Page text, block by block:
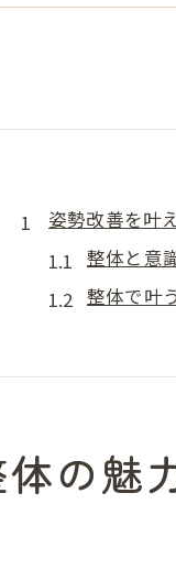
姿勢改善を叶
整体と意
整体で叶
意識を変
豊田市の
生活習慣の見
整体効果
の魅